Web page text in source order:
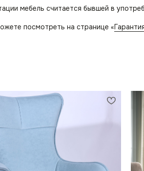
мебель считается бывшей в
посмотреть на странице «